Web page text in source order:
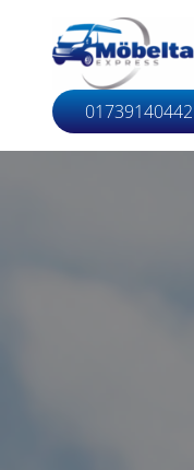
01739140442